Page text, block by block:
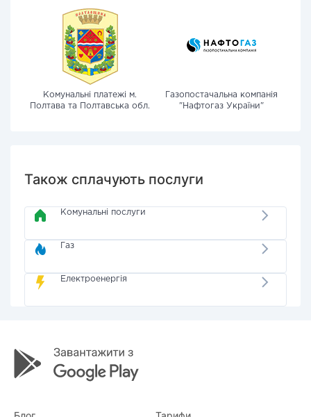
Комунальні платежі м.
Полтава та Полтавська обл.
Газопостачальна компанія
"Нафтогаз України"
Також сплачують послуги
Комунальні послуги
Газ
Електроенергія